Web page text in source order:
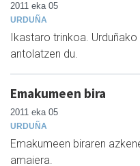
2011 eka 05
URDUÑA
Ikastaro trinkoa.
antolatzen du.
Emakumeen bira
2011 eka 05
URDUÑA
Emakumeen biraren
amaiera.